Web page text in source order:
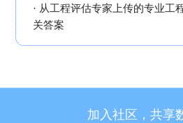
· 从工程评估专家上传的专业工
关答案
加入社区，共享